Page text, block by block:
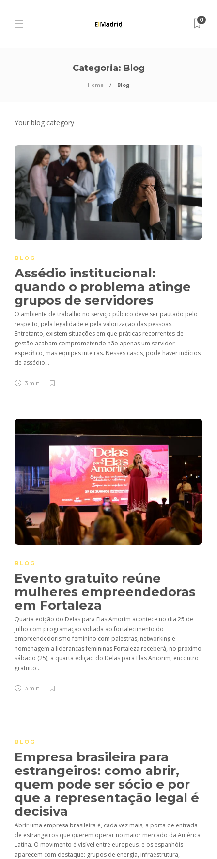
0
Categoria: Blog
Home Blog
Your blog category
BLOG
Assédio institucional:
quando o problema atinge
grupos de servidores
O ambiente de trabalho no serviço público deve ser pautado pelo
respeito, pela legalidade e pela valorização das pessoas.
Entretanto, existem situações em que práticas recorrentes de
gestão acabam comprometendo não apenas um servidor
específico, mas equipes inteiras. Nesses casos, pode haver indícios
de assédio...
3 min
BLOG
Evento gratuito reúne
mulheres empreendedoras
em Fortaleza
Quarta edição do Delas para Elas Amorim acontece no dia 25 de
julho com programação voltada ao fortalecimento do
empreendedorismo feminino com palestras, networking e
homenagem a lideranças femininas Fortaleza receberá, no próximo
sábado (25), a quarta edição do Delas para Elas Amorim, encontro
gratuito...
3 min
BLOG
Empresa brasileira para
estrangeiros: como abrir,
quem pode ser sócio e por
que a representação legal é
decisiva
Abrir uma empresa brasileira é, cada vez mais, a porta de entrada
de estrangeiros que querem operar no maior mercado da América
Latina. O movimento é visível entre europeus, e os espanhóis
aparecem com destaque: grupos de energia, infraestrutura,